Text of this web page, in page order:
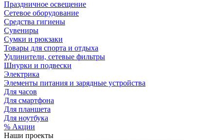
Праздничное освещение
Сетевое оборудование
Средства гигиены
Сувениры
Сумки и рюкзаки
Товары для спорта и отдыха
Удлинители, сетевые фильтры
Шнурки и подвески
Электрика
Элементы питания и зарядные устройства
Для часов
Для смартфона
Для планшета
Для ноутбука
% Акции
Наши проекты